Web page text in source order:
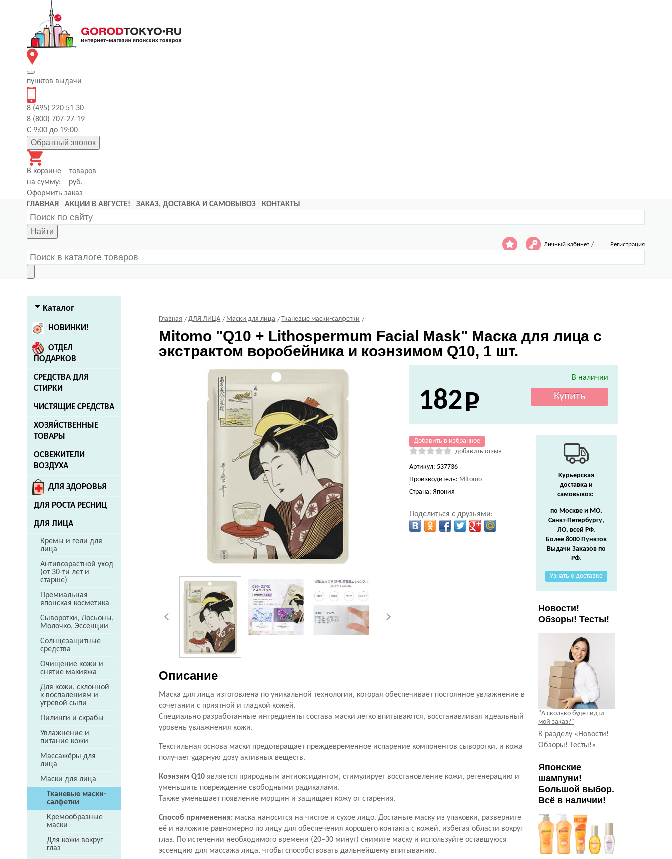
пунктов выдачи
8 (495) 220 51 30
8 (800) 707-27-19
С 9:00 до 19:00
Обратный звонок
В корзине
товаров
на сумму:
руб.
Оформить заказ
ГЛАВНАЯ
АКЦИИ В АВГУСТЕ! ЗАКАЗ, ДОСТАВКА И САМОВЫВОЗ КОНТАКТЫ
Найти
Личный кабинет / Регистрация
Каталог
НОВИНКИ!
ОТДЕЛ
ПОДАРКОВ
СРЕДСТВА ДЛЯ
СТИРКИ
ЧИСТЯЩИЕ СРЕДСТВА
ХОЗЯЙСТВЕННЫЕ
ТОВАРЫ
ОСВЕЖИТЕЛИ
ВОЗДУХА
ДЛЯ ЗДОРОВЬЯ
ДЛЯ РОСТА РЕСНИЦ
ДЛЯ ЛИЦА
Кремы и гели для
лица
Антивозрастной уход
(от 30-ти лет и
старше)
Премиальная
японская косметика
Сыворотки, Лосьоны,
Молочко, Эссенции
Солнцезащитные
средства
Очищение кожи и
снятие макияжа
Для кожи, склонной
к воспалениям и
угревой сыпи
Пилинги и скрабы
Увлажнение и
питание кожи
Массажёры для
лица
Маски для лица
Тканевые маски-
салфетки
Кремообразные
маски
Для кожи вокруг
глаз
Главная ДЛЯ ЛИЦА Маски для лица Тканевые маски-салфетки
Mitomo "Q10 + Lithospermum Facial Mask" Маска для лица с
экстрактом воробейника и коэнзимом Q10, 1 шт.
В наличии
182
Добавить в избранное
добавить отзыв
Артикул: 537736
Производитель: Mitomo
Страна: Япония
Поделиться с друзьями:
Описание
Маска для лица изготовлена по уникальной технологии, которая обеспечивает постоянное увлажнение в
сочетании с приятной и гладкой кожей.
Специально разработанные ингредиенты состава маски легко впитываются, восстанавливая идеальный
уровень увлажнения кожи.
Текстильная основа маски предотвращает преждевременное испарение компонентов сыворотки, и кожа
получает ударную дозу активных веществ.
Коэнзим Q10 является природным антиоксидантом, стимулирует восстановление кожи, регенерацию и
уменьшить повреждение свободными радикалами.
Также уменьшает появление морщин и защищает кожу от старения.
Способ применения: маска наносится на чистое и сухое лицо. Достаньте маску из упаковки, разверните
её и наложите равномерно по лицу для обеспечения хорошего контакта с кожей, избегая области вокруг
глаз. По истечении необходимого времени (20–30 минут) снимите маску и используйте оставшуюся
эссенцию для массажа лица, чтобы способствовать дальнейшему впитыванию.
Курьерская
доставка и
самовывоз:
по Москве и МО,
Санкт-Петербургу,
ЛО, всей РФ.
Более 8000 Пунктов
Выдачи Заказов по
РФ.
Узнать о доставке
Новости!
Обзоры! Тесты!
"А сколько будет идти
мой заказ?"
К разделу «Новости!
Обзоры! Тесты!»
Японские
шампуни!
Большой выбор.
Всё в наличии!